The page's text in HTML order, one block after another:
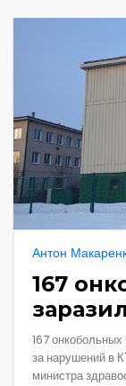
Антон
167
КТ-
167
за нарушений в
министра